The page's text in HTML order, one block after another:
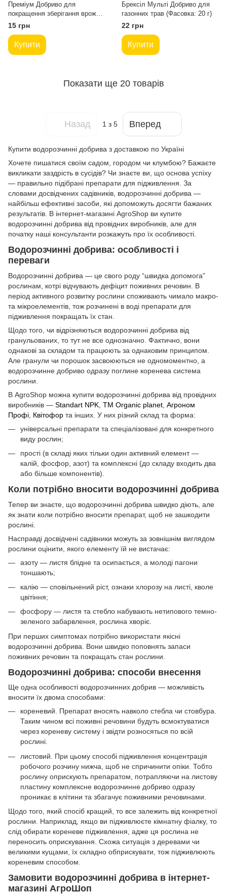
Преміум Добриво для
покращення зберігання врожаю
(Фасовка: 20 г)
15 грн
Купити
Брексіл Мульті Добриво для
газонних трав (Фасовка: 20 г)
22 грн
Купити
Показати ще 20 товарів
Назад 1 з 5 Вперед
Купити водорозчинні добрива з доставкою по Україні
Хочете пишатися своїм садом, городом чи клумбою? Бажаєте
викликати заздрість в сусідів? Чи знаєте ви, що основа успіху
— правильно підібрані препарати для підживлення. За
словами досвідчених садівників, водорозчинні добрива —
найбільш ефективні засоби, які допоможуть досягти бажаних
результатів. В інтернет-магазині AgroShop ви купите
водорозчинні добрива від провідних виробників, але для
початку наші консультанти розкажуть про їх особливості.
Водорозчинні добрива: особливості і
переваги
Водорозчинні добрива — це свого роду “швидка допомога”
рослинам, котрі відчувають дефіцит поживних речовин. В
період активного розвитку рослини споживають чимало макро-
та мікроелементів, тож розчинені в воді препарати для
підживлення покращать їх стан.
Щодо того, чи відрізняються водорозчинні добрива від
гранульованих, то тут не все однозначно. Фактично, вони
однакові за складом та працюють за однаковим принципом.
Але гранули чи порошок засвоюються не одномоментно, а
водорозчинне добриво одразу поглине коренева система
рослини.
В AgroShop можна купити водорозчинні добрива від провідних
виробників — Standart NPK ТМ Organic planet Агроном
Профі Квітофор та інших. У них різний склад та форма:
універсальні препарати та спеціалізовані для конкретного
виду рослин;
прості (в складі яких тільки один активний елемент —
калій, фосфор, азот) та комплексні (до складу входить два
або більше компонентів).
Коли потрібно вносити водорозчинні добрива
Тепер ви знаєте, що водорозчинні добрива швидко діють, але
як знати коли потрібно вносити препарат, щоб не зашкодити
рослині.
Насправді досвідчені садівники можуть за зовнішнім виглядом
рослини оцінити, якого елементу їй не вистачає:
азоту — листя блідне та осипається, а молоді пагони
тоншають;
калію — сповільнений ріст, ознаки хлорозу на листі, кволе
цвітіння;
фосфору — листя та стебло набувають нетипового темно-
зеленого забарвлення, рослина хворіє.
При перших симптомах потрібно використати якісні
водорозчинні добрива. Вони швидко поповнять запаси
поживних речовин та покращать стан рослини.
Водорозчинні добрива: способи внесення
Ще одна особливості водорозчинних добрив — можливість
вносити їх двома способами:
кореневий. Препарат вносять навколо стебла чи стовбура.
Таким чином всі поживні речовини будуть всмоктуватися
через кореневу систему і звідти розносяться по всій
рослині.
листовий. При цьому способі підживлення концентрація
робочого розчину нижча, щоб не спричинити опіки. Тобто
рослину оприскують препаратом, потрапляючи на листову
пластину комплексне водорозчинне добриво одразу
проникає в клітини та збагачує поживними речовинами.
Щодо того, який спосіб кращий, то все залежить від конкретної
рослини. Наприклад, якщо ви підживлюєте кімнатну фіалку, то
слід обирати кореневе підживлення, адже ця рослина не
переносить оприскування. Схожа ситуація з деревами чи
великими кущами, їх складно обприскувати, тож підживлюють
кореневим способом.
Замовити водорозчинні добрива в інтернет-
магазині АгроШоп